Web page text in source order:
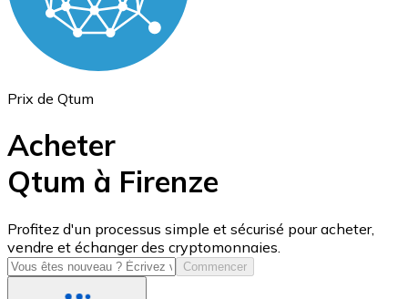
USD Coin
USDC
Prix de Qtum
Acheter
Qtum à Firenze
Profitez d'un processus simple et sécurisé pour acheter,
vendre et échanger des cryptomonnaies.
Commencer